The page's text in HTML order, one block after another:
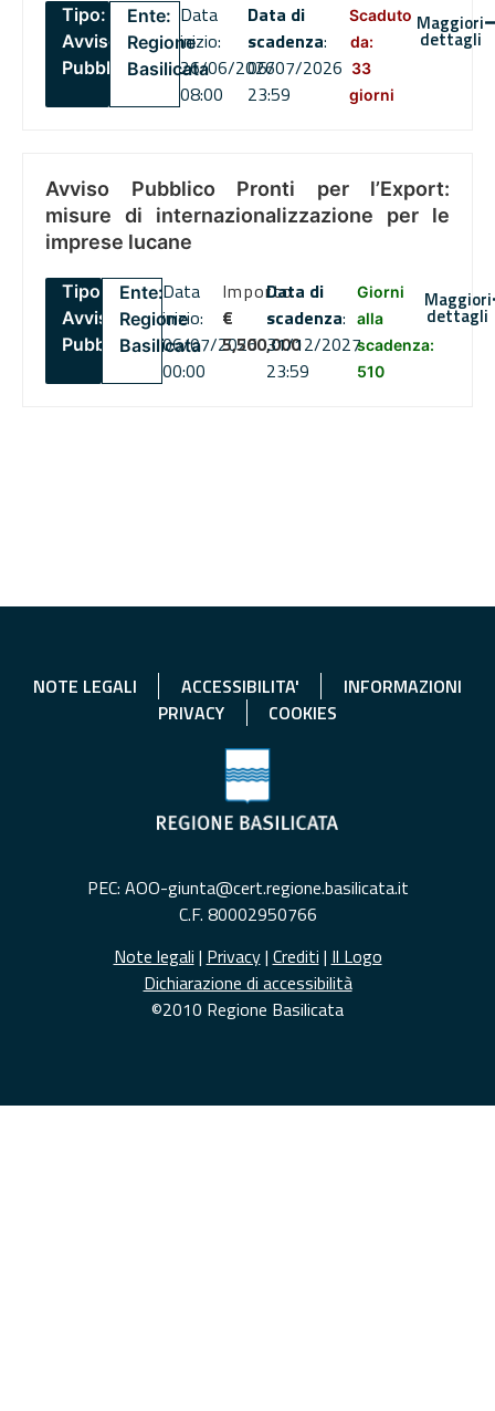
Tipo:
Avviso
Pubblico
Ente:
Regione
Basilicata
Data
inizio:
26/06/2026
08:00
Data di
scadenza:
06/07/2026
23:59
Scaduto
da:
33
giorni
Maggiori
dettagli
Avviso Pubblico Pronti per l’Export:
misure di internazionalizzazione per le
imprese lucane
Tipo:
Avviso
Pubblico
Ente:
Regione
Basilicata
Data
inizio:
06/07/2026
00:00
Importo
€
5,500,000
Data di
scadenza:
31/12/2027
23:59
Giorni
alla
scadenza:
510
Maggiori
dettagli
NOTE LEGALI ACCESSIBILITA'
INFORMAZIONI
PRIVACY
COOKIES
PEC: AOO-giunta@cert.regione.basilicata.it
C.F. 80002950766
Note legali | Privacy| Crediti | Il Logo
Dichiarazione di accessibilità
©2010 Regione Basilicata